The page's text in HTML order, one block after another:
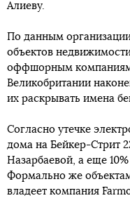
Алиеву.
По данным
объектов
оффшорным
Великобритании
их раскрывать имена
Согласно утечке
дома на Бейкер-Стрит
Назарбаевой, а еще
Формально же
владеет компания